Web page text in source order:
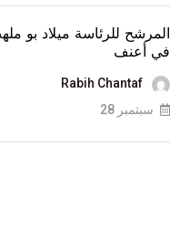
المرشح للرئاسة ميلاد بو
في أعنف
Rabih Chantaf
سبتمبر 28